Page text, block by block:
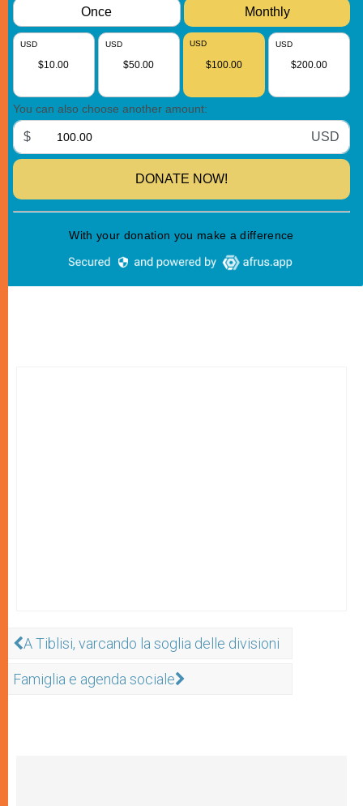
A Tiblisi, varcando la soglia delle divisioni
Famiglia e agenda sociale